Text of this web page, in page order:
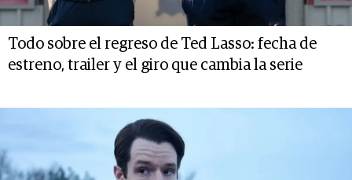
Todo sobre el regreso de Ted Lasso: fecha de
estreno, trailer y el giro que cambia la serie